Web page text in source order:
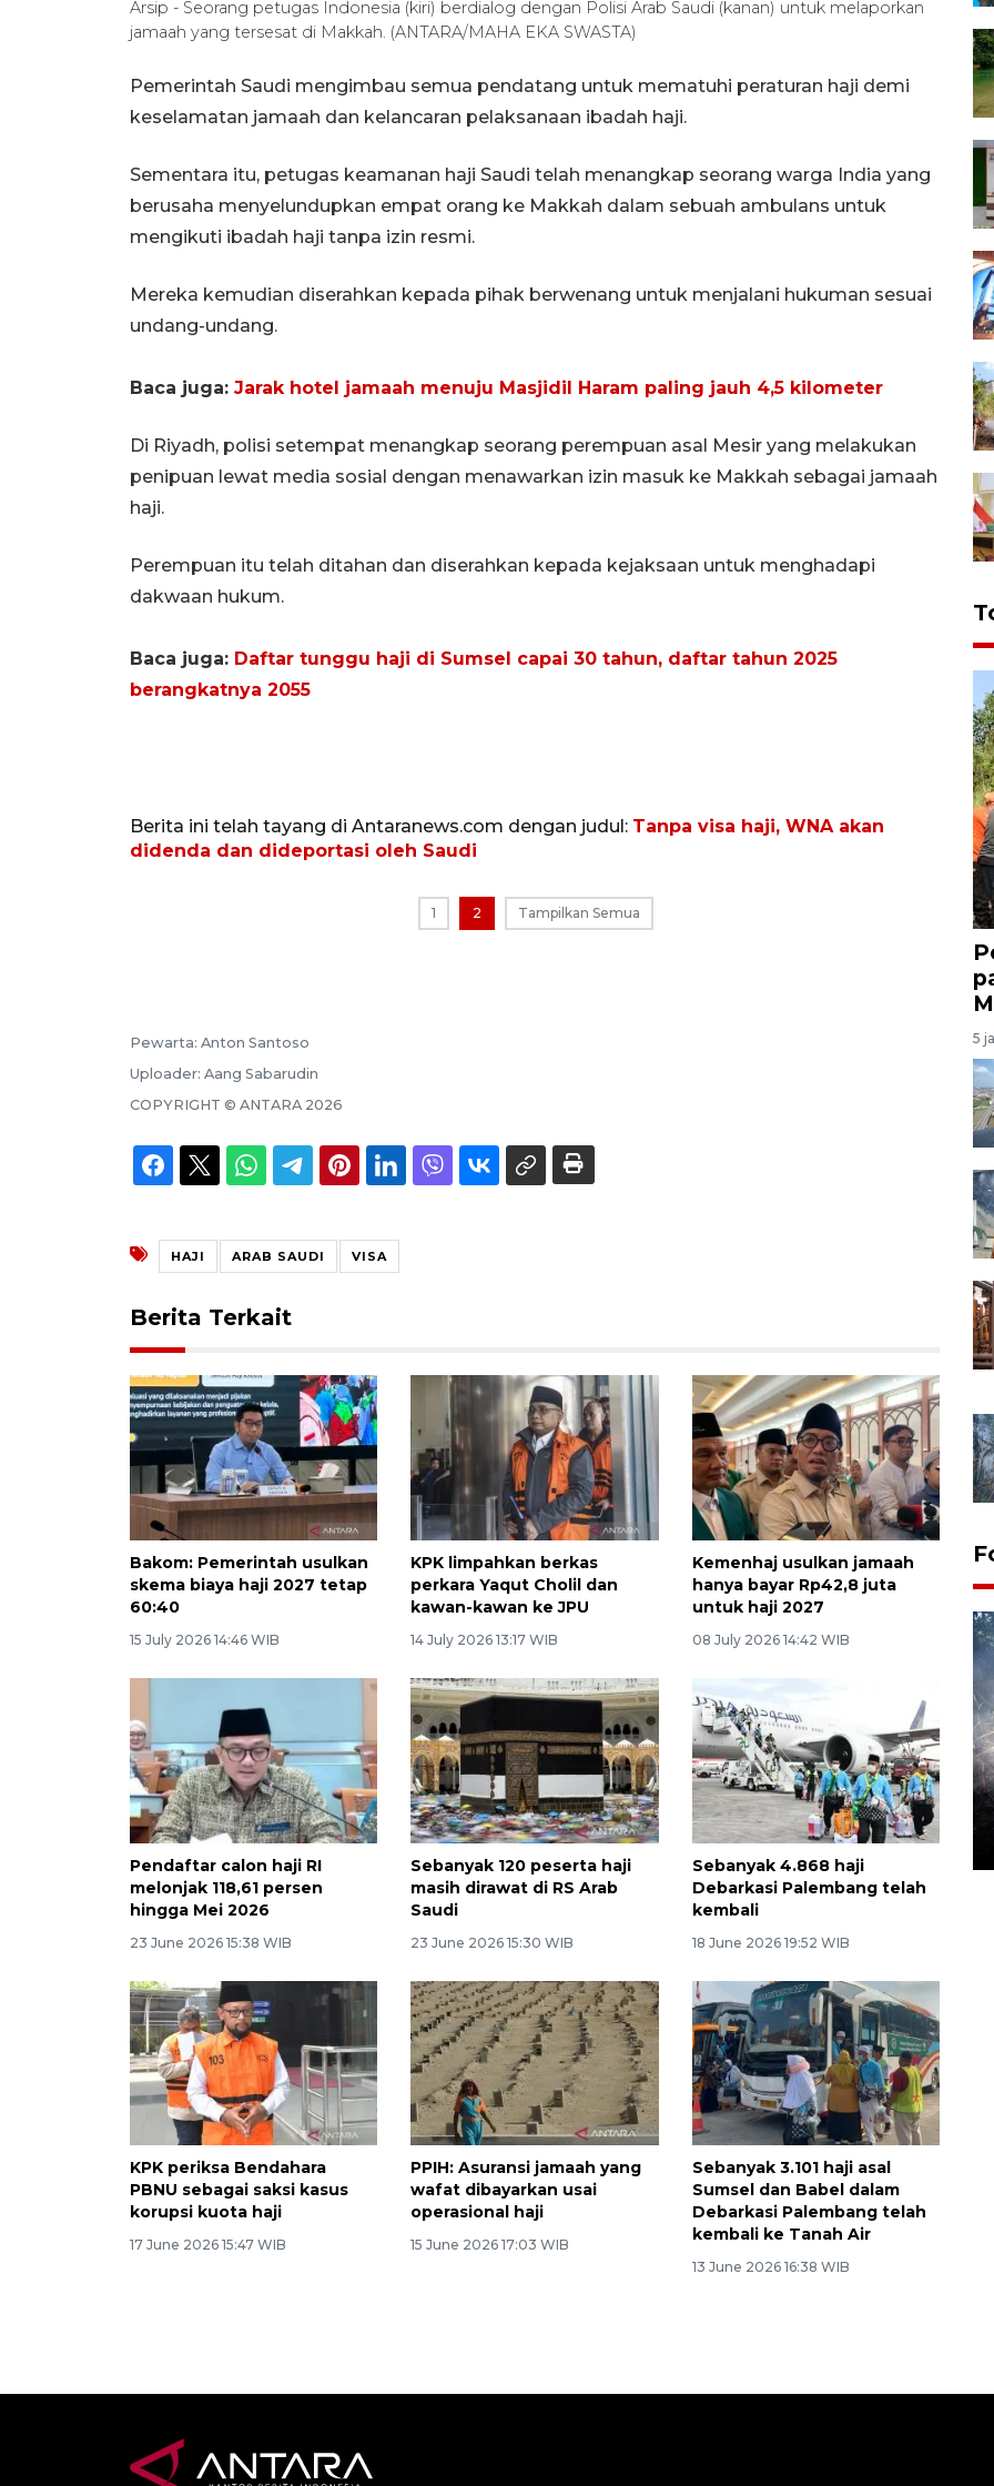
Arsip - Seorang petugas Indonesia (kiri) berdialog dengan Polisi Arab Saudi (kanan) untuk melaporkan
jamaah yang tersesat di Makkah. (ANTARA/MAHA EKA SWASTA)
Pemerintah Saudi mengimbau semua pendatang untuk mematuhi peraturan haji demi
keselamatan jamaah dan kelancaran pelaksanaan ibadah haji.
Sementara itu, petugas keamanan haji Saudi telah menangkap seorang warga India yang
berusaha menyelundupkan empat orang ke Makkah dalam sebuah ambulans untuk
mengikuti ibadah haji tanpa izin resmi.
Mereka kemudian diserahkan kepada pihak berwenang untuk menjalani hukuman sesuai
undang-undang.
Baca juga: Jarak hotel jamaah menuju Masjidil Haram paling jauh 4,5 kilometer
Di Riyadh, polisi setempat menangkap seorang perempuan asal Mesir yang melakukan
penipuan lewat media sosial dengan menawarkan izin masuk ke Makkah sebagai jamaah
haji.
Perempuan itu telah ditahan dan diserahkan kepada kejaksaan untuk menghadapi
dakwaan hukum.
Baca juga: Daftar tunggu haji di Sumsel capai 30 tahun, daftar tahun 2025
berangkatnya 2055
Berita ini telah tayang di Antaranews.com dengan judul: Tanpa visa haji, WNA akan
didenda dan dideportasi oleh Saudi
1 2 Tampilkan Semua
Pewarta: Anton Santoso
Uploader: Aang Sabarudin
COPYRIGHT © ANTARA 2026
HAJI ARAB SAUDI VISA
Berita Terkait
Bakom: Pemerintah usulkan
skema biaya haji 2027 tetap
60:40
15 July 2026 14:46 WIB
KPK limpahkan berkas
perkara Yaqut Cholil dan
kawan-kawan ke JPU
14 July 2026 13:17 WIB
Kemenhaj usulkan jamaah
hanya bayar Rp42,8 juta
untuk haji 2027
08 July 2026 14:42 WIB
Pendaftar calon haji RI
melonjak 118,61 persen
hingga Mei 2026
23 June 2026 15:38 WIB
Sebanyak 120 peserta haji
masih dirawat di RS Arab
Saudi
23 June 2026 15:30 WIB
Sebanyak 4.868 haji
Debarkasi Palembang telah
kembali
18 June 2026 19:52 WIB
KPK periksa Bendahara
PBNU sebagai saksi kasus
korupsi kuota haji
17 June 2026 15:47 WIB
PPIH: Asuransi jamaah yang
wafat dibayarkan usai
operasional haji
15 June 2026 17:03 WIB
Sebanyak 3.101 haji asal
Sumsel dan Babel dalam
Debarkasi Palembang telah
kembali ke Tanah Air
13 June 2026 16:38 WIB
5
Alokasi anggaran untuk bibit
kopi arabika Gayo
15 June 2026 11:15 WIB